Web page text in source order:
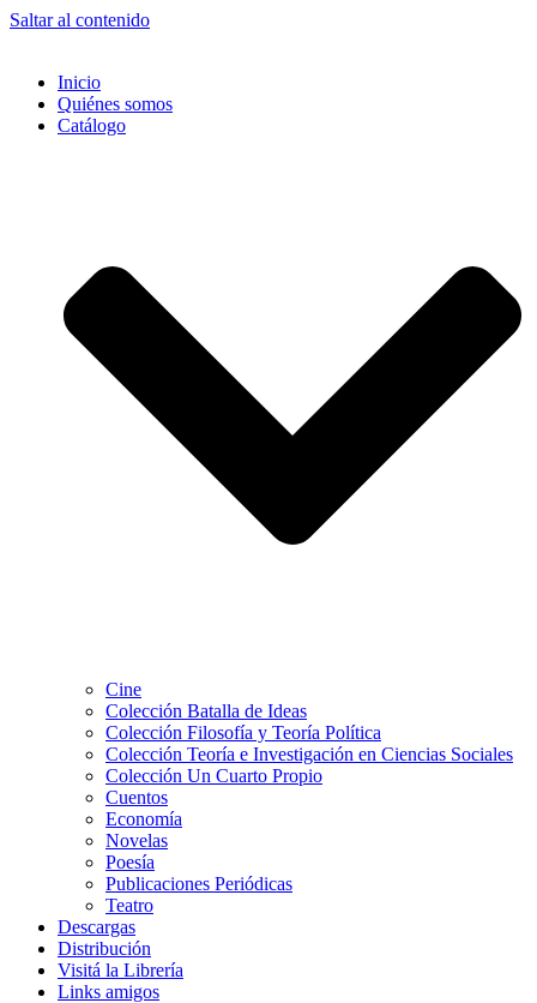
Saltar al contenido
Inicio
Quiénes somos
Catálogo
Cine
Colección Batalla de Ideas
Colección Filosofía y Teoría Política
Colección Teoría e Investigación en Ciencias Sociales
Colección Un Cuarto Propio
Cuentos
Economía
Novelas
Poesía
Publicaciones Periódicas
Teatro
Descargas
Distribución
Visitá la Librería
Links amigos